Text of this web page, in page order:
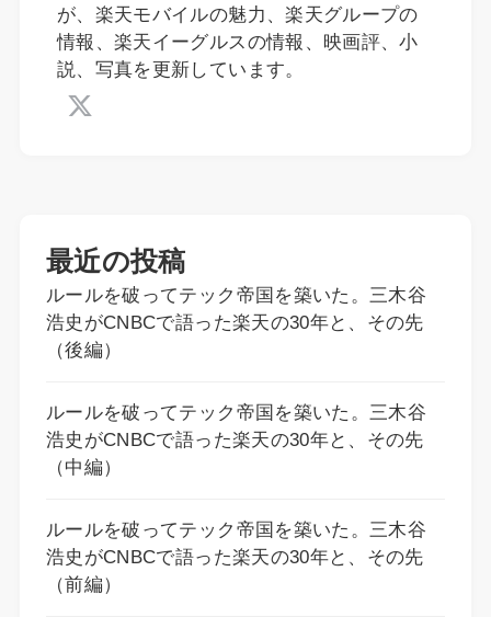
が、楽天モバイルの魅力、楽天グループの
情報、楽天イーグルスの情報、映画評、小
説、写真を更新しています。
最近の投稿
ルールを破ってテック帝国を築いた。三木谷
浩史がCNBCで語った楽天の30年と、その先
（後編）
ルールを破ってテック帝国を築いた。三木谷
浩史がCNBCで語った楽天の30年と、その先
（中編）
ルールを破ってテック帝国を築いた。三木谷
浩史がCNBCで語った楽天の30年と、その先
（前編）